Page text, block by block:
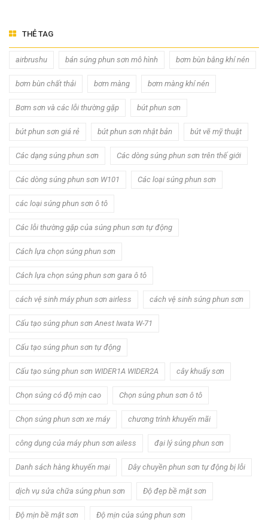
THẺ TAG
airbrushu bán súng phun sơn mô hình bơm bùn bằng khí nén
bơm bùn chất thải bơm màng bơm màng khí nén
Bơm sơn và các lỗi thường gặp bút phun sơn
bút phun sơn giá rẻ bút phun sơn nhật bản bút vẽ mỹ thuật
Các dạng súng phun sơn Các dòng súng phun sơn trên thế giới
Các dòng súng phun sơn W101 Các loại súng phun sơn
các loại súng phun sơn ô tô
Các lỗi thường gặp của súng phun sơn tự động
Cách lựa chọn súng phun sơn
Cách lựa chọn súng phun sơn gara ô tô
cách vệ sinh máy phun sơn airless cách vệ sinh súng phun sơn
Cấu tạo súng phun sơn Anest Iwata W-71
Cấu tạo súng phun sơn tự động
Cấu tạo súng phun sơn WIDER1A WIDER2A cây khuấy sơn
Chọn súng có độ mịn cao Chọn súng phun sơn ô tô
Chọn súng phun sơn xe máy chương trình khuyến mãi
công dụng của máy phun sơn ailess đại lý súng phun sơn
Danh sách hàng khuyến mại Dây chuyền phun sơn tự động bị lỗi
dịch vụ sửa chữa súng phun sơn Độ đẹp bề mặt sơn
Độ mịn bề mặt sơn Độ mịn của súng phun sơn